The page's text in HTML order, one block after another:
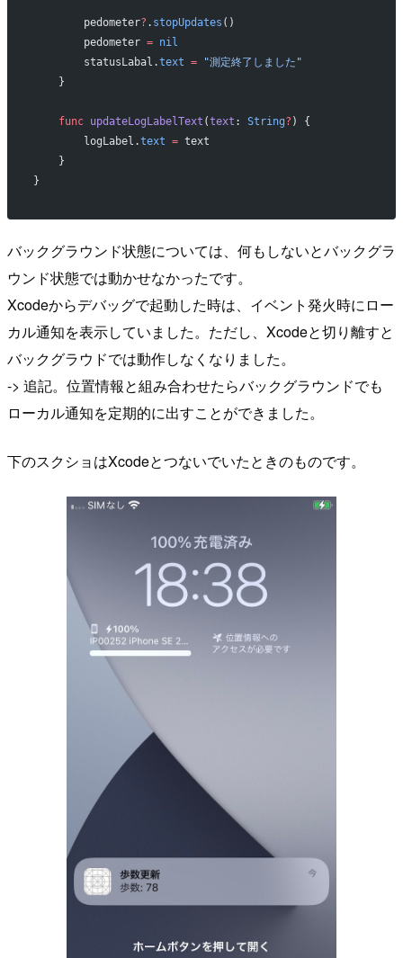
        pedometer
? . stopUpdates ()
        pedometer
= nil
        statusLabal.
text = "測定終了しました"
    }
    func
updateLogLabelText (text : String? ) {
        logLabel.
text = text
    }
}
バックグラウンド状態については、何もしないとバックグラ
ウンド状態では動かせなかったです。
Xcodeからデバッグで起動した時は、イベント発火時にロー
カル通知を表示していました。ただし、Xcodeと切り離すと
バックグラウドでは動作しなくなりました。
-> 追記。位置情報と組み合わせたらバックグラウンドでも
ローカル通知を定期的に出すことができました。
下のスクショはXcodeとつないでいたときのものです。